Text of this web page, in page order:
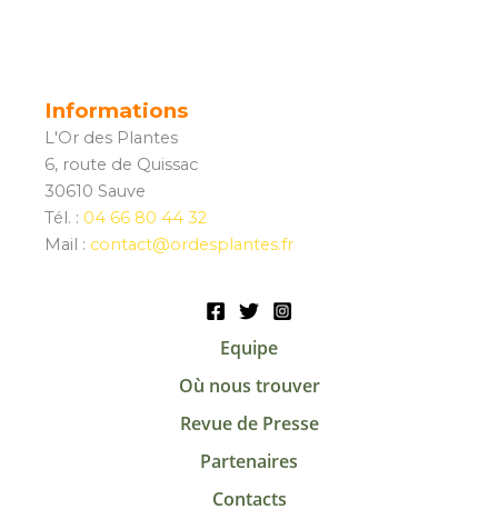
Informations
L'Or des Plantes
6, route de Quissac
30610 Sauve
Tél. : 04 66 80 44 32
Mail : contact@ordesplantes.fr
Equipe
Où nous trouver
Revue de Presse
Partenaires
Contacts